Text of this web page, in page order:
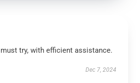
try, with efficient assistance.
Dec 7, 2024